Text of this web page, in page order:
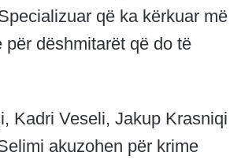
që ka kërkuar më
për dëshmitarët që do të
Kadri Veseli, Jakup Krasniqi
akuzohen për krime